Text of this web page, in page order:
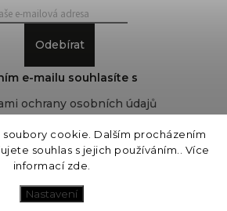
cookie. Dalším procházením
souhlas s jejich používáním.. Více
informací zde
Nastavení
Odebírat
e-mailu souhlasíte s
ochrany osobních údajů
COVEROVER
nastavení cookies